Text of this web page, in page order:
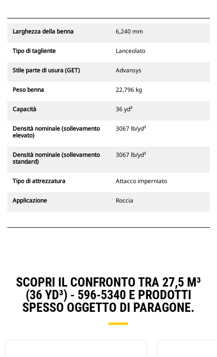
Larghezza della benna 6,240 mm
Tipo di tagliente Lanceolato
Stile parte di usura (GET) Advansys
Peso benna 22,796 kg
Capacità 36 yd³
Densità nominale (sollevamento
elevato)
3067 lb/yd³
Densità nominale (sollevamento
standard)
3067 lb/yd³
Tipo di attrezzatura Attacco imperniato
Applicazione Roccia
SCOPRI IL CONFRONTO TRA 27,5 M³
(36 YD³) - 596-5340 E PRODOTTI
SPESSO OGGETTO DI PARAGONE.